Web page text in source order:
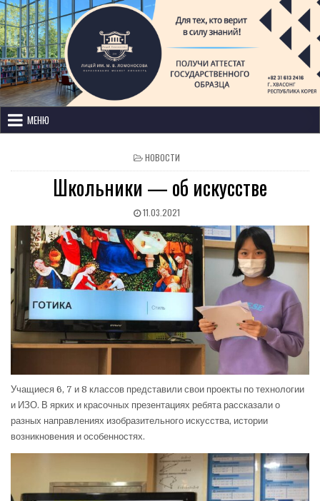
Лицей имени М. В. Ломоносова
с изучением иностранных языков
МЕНЮ
НОВОСТИ
Школьники — об искусстве
11.03.2021
Учащиеся 6, 7 и 8 классов представили свои проекты по технологии
и ИЗО. В ярких и красочных презентациях ребята рассказали о
разных направлениях изобразительного искусства, истории
возникновения и особенностях.